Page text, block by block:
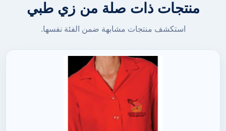
منتجات ذات صلة من زي طبي
استكشف منتجات مشابهة ضمن الفئة نفسها.